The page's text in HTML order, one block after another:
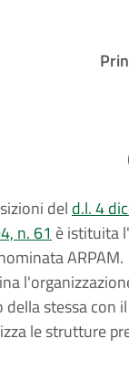
del d.l. 4
n. 61 è istituita
ARPAM.
stessa con
le strutture